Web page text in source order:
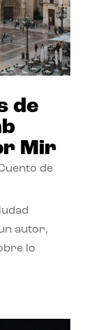
de
Mir
de
autor,
lo